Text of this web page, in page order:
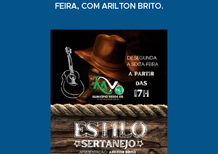
FEIRA, COM ARILTON BRITO.